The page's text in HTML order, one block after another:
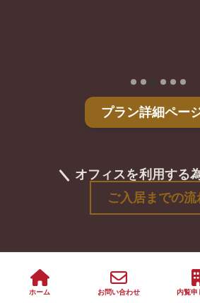
プラン詳細ペー
オフィスを利用する
ご入居までの流
ホーム お問い合わせ 内覧申